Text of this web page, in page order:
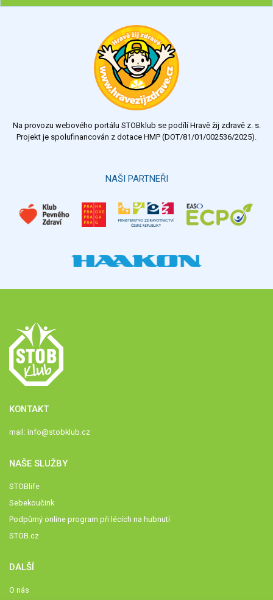
Chcete poradit s hubnutím? Najděte si odborníka STOBu ve
Výsledky Všechny ankety
Na provozu webového portálu STOBklub se podílí Hravě žij zdravě z. s.
Projekt je spolufinancován z dotace HMP (DOT/81/01/002536/2025).
NAŠI PARTNEŘI
KONTAKT
mail: info@stobklub.cz
NAŠE SLUŽBY
STOBlife
Sebekoučink
Podpůrný online program při lécích na hubnutí
STOB.cz
DALŠÍ
O nás